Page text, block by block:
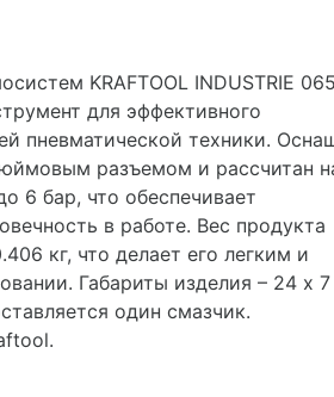
KRAFTOOL INDUSTRIE
для эффективного
пневматической техники.
разъемом и рассчитан
6 бар, что обеспечивает
в работе. Вес продукта
кг, что делает его легким и
Габариты изделия – 24 х 7
один смазчик.